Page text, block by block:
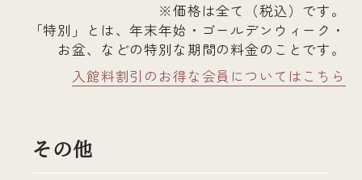
※価格は全て（税込）です。
「特別」とは、年末年始・ゴールデンウィーク・
お盆、などの特別な期間の料金のことです。
入館料割引のお得な会員についてはこちら
その他